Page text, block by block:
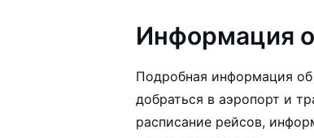
Информация
Подробная информация
добраться в аэропорт и
расписание рейсов,